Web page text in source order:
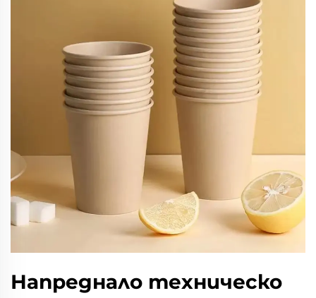
Напреднало техническо